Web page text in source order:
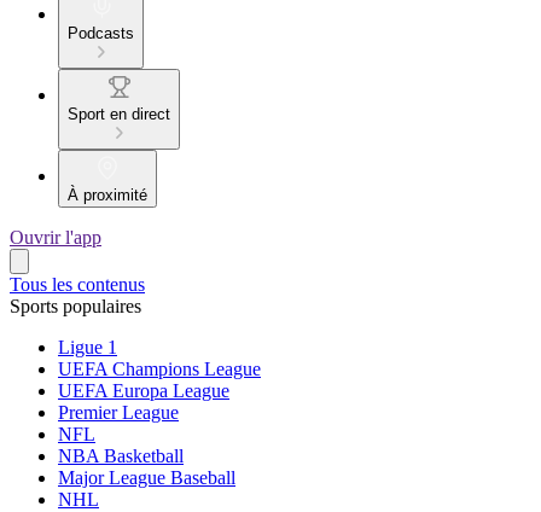
Podcasts
Sport en direct
À proximité
Ouvrir l'app
Tous les contenus
Sports populaires
Ligue 1
UEFA Champions League
UEFA Europa League
Premier League
NFL
NBA Basketball
Major League Baseball
NHL